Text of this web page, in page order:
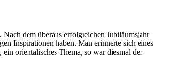
dem überaus erfolgreichen Jubiläumsjahr
Inspirationen haben. Man erinnerte sich eines
orientalisches Thema, so war diesmal der